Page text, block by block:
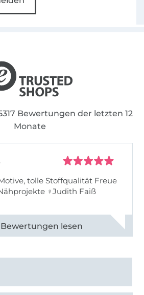
Bewertungen der letzten 12
Monate
tolle Stoffqualität Freue
♀Judith Faiß
ansehen